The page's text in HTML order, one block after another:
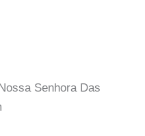
Senhora Das